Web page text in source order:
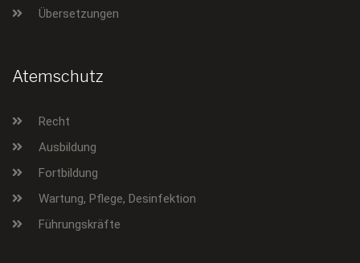
Übersetzungen
Atemschutz
Recht
Ausbildung
Fortbildung
Wartung, Pflege, Desinfektion
Führungskräfte